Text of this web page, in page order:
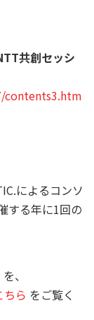
共創セッシ
によるコンソ
する年に1回の
を、
ちら をご覧く